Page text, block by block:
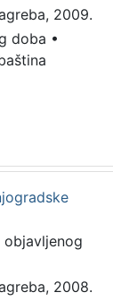
2009.
doba •
2008.